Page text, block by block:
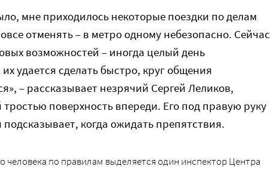
мне приходилось некоторые поездки по делам
отменять – в метро одному небезопасно. Сейчас
возможностей – иногда целый день
удается сделать быстро, круг общения
– рассказывает незрячий Сергей Леликов,
поверхность впереди. Его под правую руку
когда ожидать препятствия.
человека по правилам выделяется один инспектор Центра